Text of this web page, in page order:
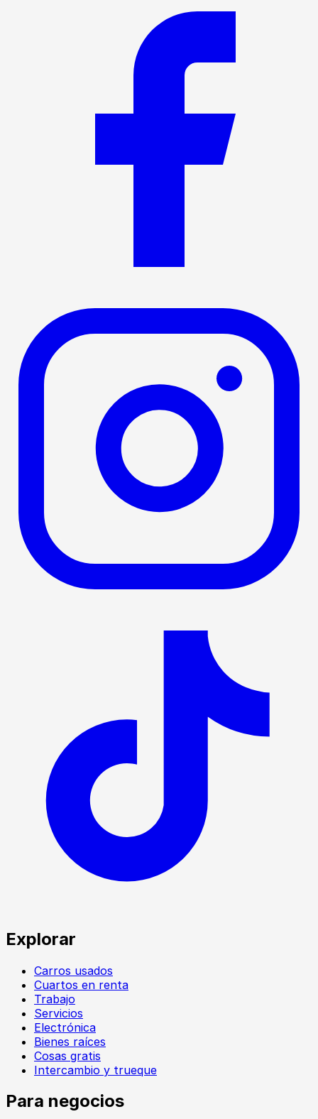
Explorar
Carros usados
Cuartos en renta
Trabajo
Servicios
Electrónica
Bienes raíces
Cosas gratis
Intercambio y trueque
Para negocios